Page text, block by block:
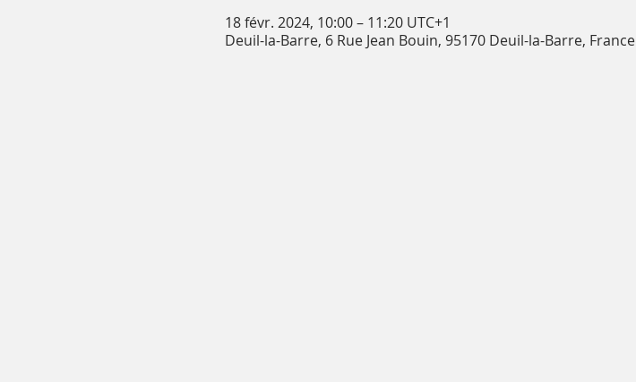
18 févr. 2024, 10:00 – 11:20 UTC+1
Deuil-la-Barre, 6 Rue Jean Bouin, 95170 Deuil-la-Barre, France